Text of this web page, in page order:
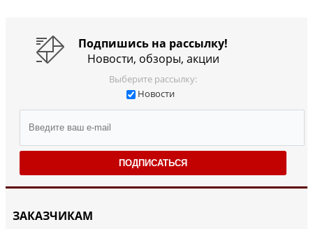
Подпишись на рассылку!
Новости, обзоры, акции
Выберите рассылку:
Новости
ПОДПИСАТЬСЯ
ЗАКАЗЧИКАМ